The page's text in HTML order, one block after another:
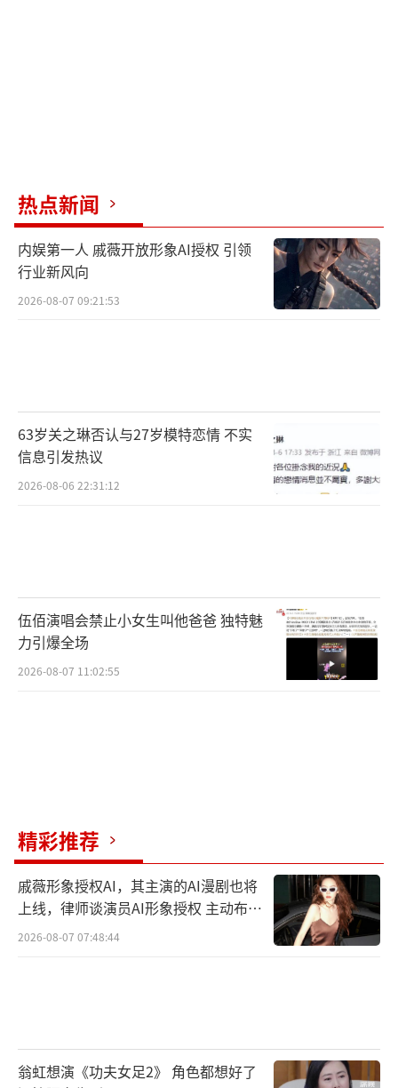
热点新闻
内娱第一人 戚薇开放形象AI授权 引领
行业新风向
2026-08-07 09:21:53
63岁关之琳否认与27岁模特恋情 不实
信息引发热议
2026-08-06 22:31:12
伍佰演唱会禁止小女生叫他爸爸 独特魅
力引爆全场
2026-08-07 11:02:55
精彩推荐
戚薇形象授权AI，其主演的AI漫剧也将
上线，律师谈演员AI形象授权 主动布局
数字资产
2026-08-07 07:48:44
翁虹想演《功夫女足2》 角色都想好了